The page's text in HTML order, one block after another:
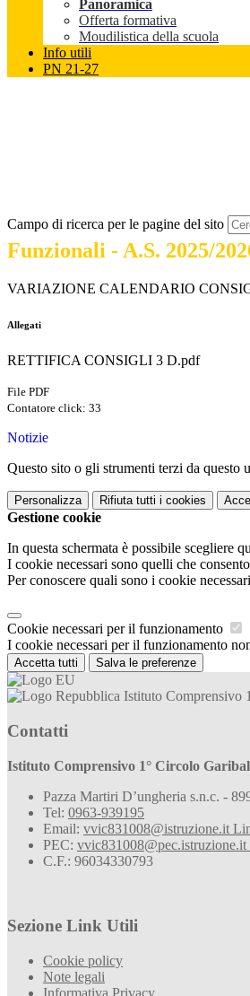
Panoramica
Offerta formativa
Moudilistica della scuola
Info utili
PN 21-27
Campo di ricerca per le pagine del sito
Funzionali - A.S. 2025/
VARIAZIONE CALENDARIO
Allegati
RETTIFICA CONSIGLI 3 D.pdf
File PDF
Contatore click: 33
Notizie
Questo sito o gli strumenti terzi da
Personalizza Rifiuta tutti i cookies
Gestione cookie
In questa schermata è possibile scegliere
I cookie necessari sono quelli che
Per conoscere quali sono i cookie
Cookie necessari per il funzionamento
I cookie necessari per il funzionamento
Accetta tutti Salva le preferenze
Istituto Comprensivo
Contatti
Istituto Comprensivo 1° Circolo
Pazza Martiri D’ungheria s.n.c. -
Tel: 0963-939195
Email: vvic831008@istruzione.it
PEC: vvic831008@pec.istruzione.it
C.F.: 96034330793
Sezione Link Utili
Cookie policy
Note legali
Informativa Privacy